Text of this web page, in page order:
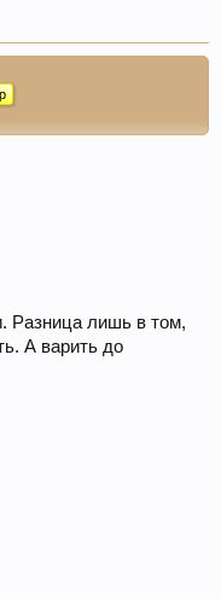
Разница лишь в том,
А варить до